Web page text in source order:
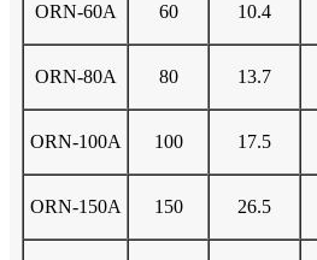
ORN-60A 60 10.4
ORN-80A 80 13.7
ORN-100A 100 17.5
ORN-150A 150 26.5